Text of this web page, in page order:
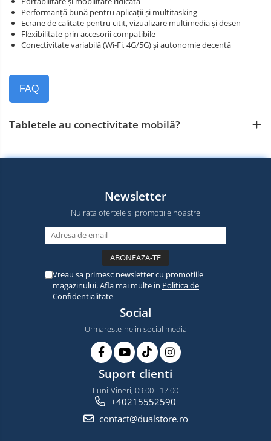
Performanță bună pentru aplicații și multitasking
Ecrane de calitate pentru citit, vizualizare multimedia și desen
Flexibilitate prin accesorii compatibile
Conectivitate variabilă (Wi‑Fi, 4G/5G) și autonomie decentă
FAQ
Tabletele au conectivitate mobilă?
Newsletter
Nu rata ofertele si promotiile noastre
Vreau sa primesc newsletter cu promotiile
magazinului. Afla mai multe in Politica de
Confidentialitate
Social
Urmareste-ne in social media
Suport clienti
Luni-Vineri, 09.00 - 17.00
+40215552590
contact@dualstore.ro